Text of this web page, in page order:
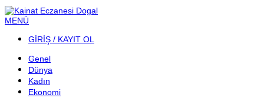
MENÜ
GİRİŞ / KAYIT OL
Genel
Dünya
Kadın
Ekonomi